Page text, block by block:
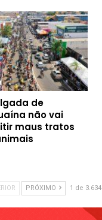
de
não vai
maus tratos
PRÓXIMO 1 de 3.634